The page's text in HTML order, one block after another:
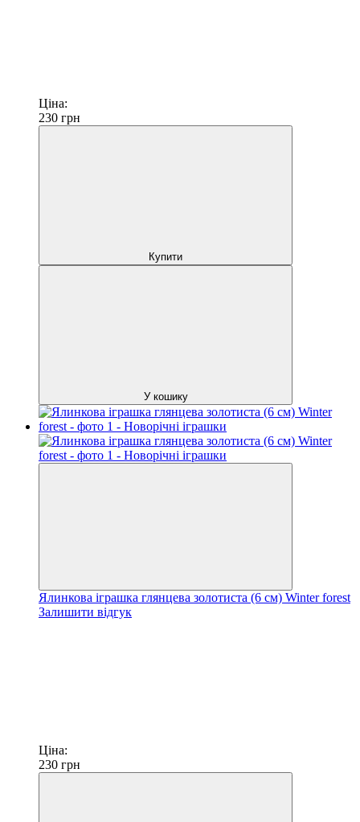
Ціна:
230 грн
Купити
У кошику
Ялинкова іграшка глянцева золотиста (6 см) Winter forest
Залишити відгук
Ціна:
230 грн